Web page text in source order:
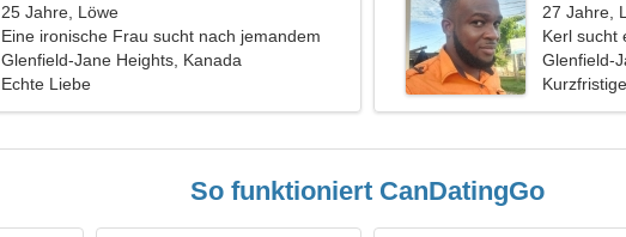
25 Jahre, Löwe
Eine ironische Frau sucht nach jemandem
wie dir
Glenfield-Jane Heights, Kanada
Echte Liebe
27 Jahre,
Kerl sucht
Glenfield-
So funktioniert CanDatingGo